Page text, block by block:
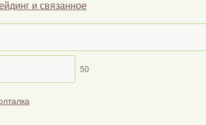
и связанное
50